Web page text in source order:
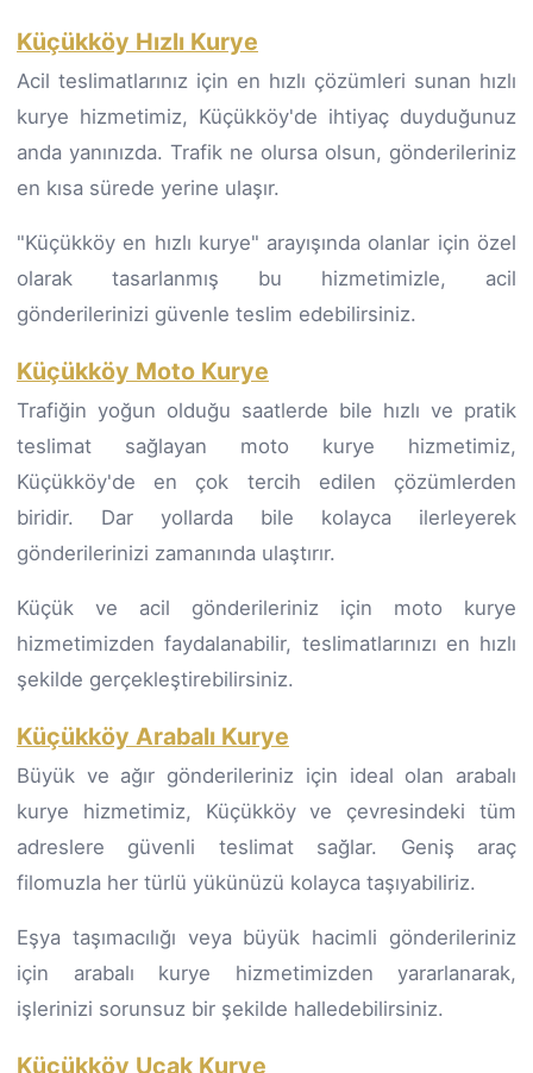
Küçükköy Hızlı Kurye
Acil teslimatlarınız için en hızlı çözümleri sunan hızlı
kurye hizmetimiz, Küçükköy'de ihtiyaç duyduğunuz
anda yanınızda. Trafik ne olursa olsun, gönderileriniz
en kısa sürede yerine ulaşır.
"Küçükköy en hızlı kurye" arayışında olanlar için özel
olarak tasarlanmış bu hizmetimizle, acil
gönderilerinizi güvenle teslim edebilirsiniz.
Küçükköy Moto Kurye
Trafiğin yoğun olduğu saatlerde bile hızlı ve pratik
teslimat sağlayan moto kurye hizmetimiz,
Küçükköy'de en çok tercih edilen çözümlerden
biridir. Dar yollarda bile kolayca ilerleyerek
gönderilerinizi zamanında ulaştırır.
Küçük ve acil gönderileriniz için moto kurye
hizmetimizden faydalanabilir, teslimatlarınızı en hızlı
şekilde gerçekleştirebilirsiniz.
Küçükköy Arabalı Kurye
Büyük ve ağır gönderileriniz için ideal olan arabalı
kurye hizmetimiz, Küçükköy ve çevresindeki tüm
adreslere güvenli teslimat sağlar. Geniş araç
filomuzla her türlü yükünüzü kolayca taşıyabiliriz.
Eşya taşımacılığı veya büyük hacimli gönderileriniz
için arabalı kurye hizmetimizden yararlanarak,
işlerinizi sorunsuz bir şekilde halledebilirsiniz.
Küçükköy Uçak Kurye